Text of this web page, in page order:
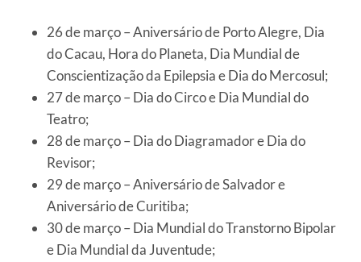
26 de março – Aniversário de Porto Alegre, Dia
do Cacau, Hora do Planeta, Dia Mundial de
Conscientização da Epilepsia e Dia do Mercosul;
27 de março – Dia do Circo e Dia Mundial do
Teatro;
28 de março – Dia do Diagramador e Dia do
Revisor;
29 de março – Aniversário de Salvador e
Aniversário de Curitiba;
30 de março – Dia Mundial do Transtorno Bipolar
e Dia Mundial da Juventude;